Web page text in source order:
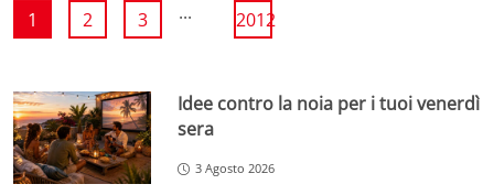
1 2 3 ... 2012
Idee contro la noia per i tuoi venerdì
sera
3 Agosto 2026